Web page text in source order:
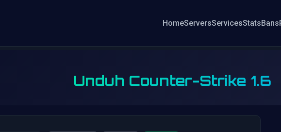
HomeServersServicesStatsBans
Unduh Counter-Strike 1.6